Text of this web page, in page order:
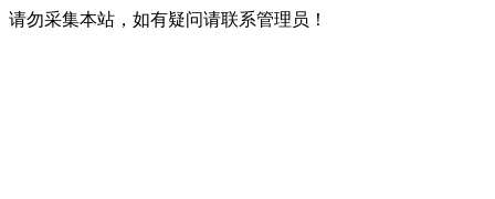
请勿采集本站，如有疑问请联系管理员！